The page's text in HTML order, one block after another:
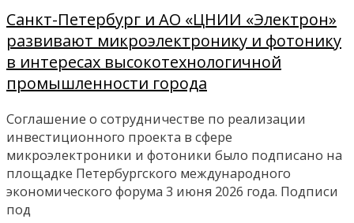
Санкт-Петербург и АО «ЦНИИ «Электрон»
развивают микроэлектронику и фотонику
в интересах высокотехнологичной
промышленности города
Соглашение о сотрудничестве по реализации
инвестиционного проекта в сфере
микроэлектроники и фотоники было подписано на
площадке Петербургского международного
экономического форума 3 июня 2026 года. Подписи
под